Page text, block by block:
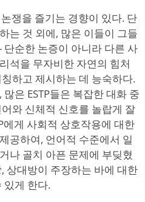
쟁을 즐기는 경향이 있다. 단
는 것 외에, 많은 이들이 그들
단순한 논증이 아니라 다른 사
석을 무자비한 자연의 힘처
하고 제시하는 데 능숙하다.
은 ESTP들은 복잡한 대화 중
와 신체적 신호를 놀랍게 잘
에게 사회적 상호작용에 대한
공하여, 언어적 수준에서 일
나 골치 아픈 문제에 부딪혔
상대방이 주장하는 바에 대한
있게 한다.